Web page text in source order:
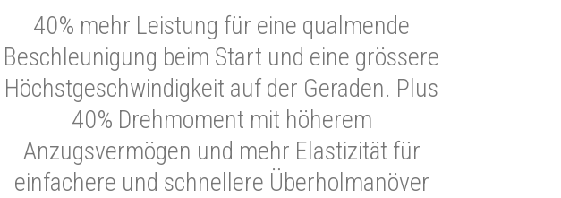
40% mehr Leistung für eine qualmende
Beschleunigung beim Start und eine grössere
Höchstgeschwindigkeit auf der Geraden. Plus
40% Drehmoment mit höherem
Anzugsvermögen und mehr Elastizität für
einfachere und schnellere Überholmanöver